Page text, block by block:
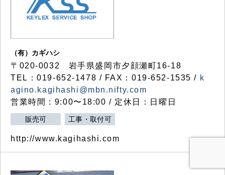
（有）カギハシ
〒020-0032 岩手県盛岡市夕顔瀬町16-18
TEL：019-652-1478 / FAX：019-652-1535 / k
agino.kagihashi@mbn.nifty.com
営業時間：9:00〜18:00 / 定休日：日曜日
販売可 工事・取付可
http://www.kagihashi.com